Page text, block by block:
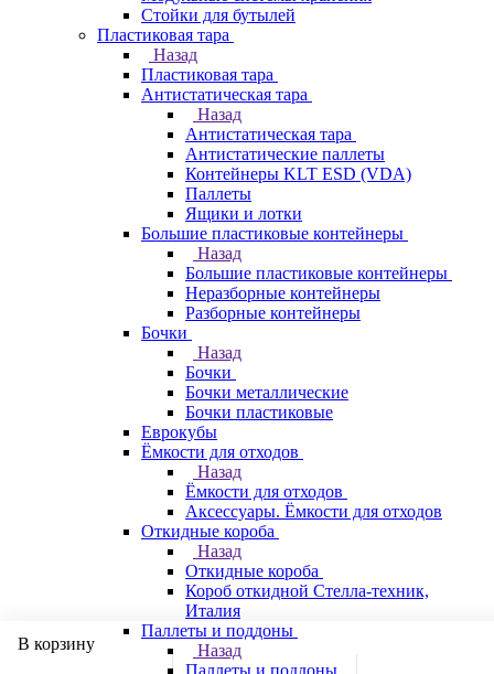
Стойки для бутылей
Пластиковая тара
Назад
Пластиковая тара
Антистатическая тара
Назад
Антистатическая тара
Антистатические паллеты
Контейнеры KLT ESD (VDA)
Паллеты
Ящики и лотки
Большие пластиковые контейнеры
Назад
Большие пластиковые контейнеры
Неразборные контейнеры
Разборные контейнеры
Бочки
Назад
Бочки
Бочки металлические
Бочки пластиковые
Еврокубы
Ёмкости для отходов
Назад
Ёмкости для отходов
Аксессуары. Ёмкости для отходов
Откидные короба
Назад
Откидные короба
Короб откидной Стелла-техник,
Италия
Паллеты и поддоны
Назад
Паллеты и поддоны
В корзину